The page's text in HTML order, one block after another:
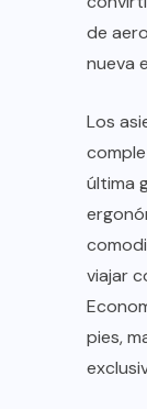
de
nueva
Los
última
viajar
pies,